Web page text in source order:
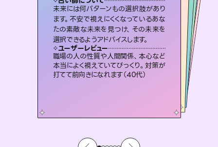
未来には何パターンもの選択肢があり
ます。不安で視えにくくなっているあな
たの素敵な未来を見つけ、その未来を
選択できるようアドバイスします。
ユーザーレビュー
職場の人の性質や人間関係、本心など
本当によく視えていてびっくり。対策が
打てて前向きになれます（40代）
恋愛のお悩みの中でも特に「曖昧な関
係」の相談を得意としており、友達以上
恋人未満なお相手との今後や本音を丁
寧に読み解き恋愛成就へと導きます。
ユーザーレビュー
鑑定していただいてアドバイス通りに行
動すると仲が復活してきました。ありが
とうございました（40代 女性）
連絡再開、復縁、成就などの報告実績
多数。セラピストとして2万超の施術経
験があるからこそできる鑑定で、より良
い未来をサポートします。
ユーザーレビュー
とても心温まる鑑定でした。しかもこち
らは何も言っていないのに視えていらっ
しゃるんだなと驚きです（30代女性）
3,700年以上の歴史を持つ東洋最古の占術「易占」で詳細まで占い、幸せへ向かう道筋を示します。厳しい結果にも具体的な対策をお伝えします。
ユーザーレビュー
複雑な背景もしっかり聞いて鑑定して
いただけました。気持ちが楽になりまし
た（50代 女性）
復縁、恋愛、不倫の行方、同性愛や片
思い、仕事関係や借金問題まで知りた
いことや心の負担になっていることを
紐解き、背中をそっと押して導きます。
ユーザーレビュー
安心感のあり、言い切ってくれる所や濁
さない鑑定のおかげで、毎回自分の気
持ちを整えられます（30代 男性）
占い師について
霊視×オラクルカードを使って「今」と
「未来」そして「気になるあの人の気持
ち」まで丁寧に読み解き、恋や人生のヒ
ントを優しく引き出します。
ユーザーレビュー
不安な気持ちが嘘みたいに晴れまし
た…！よく視えていらっしゃるんだなと
感じました（40代 女性）